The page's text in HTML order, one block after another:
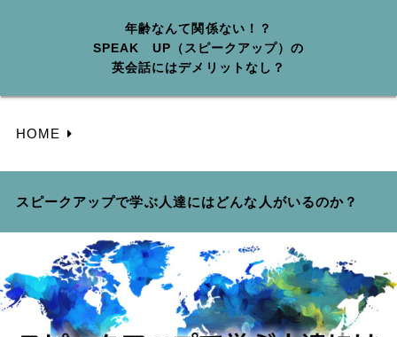
年齢なんて関係ない！？
SPEAK UP（スピークアップ）の
英会話にはデメリットなし？
HOME
スピークアップで学ぶ人達にはどんな人がいるのか？